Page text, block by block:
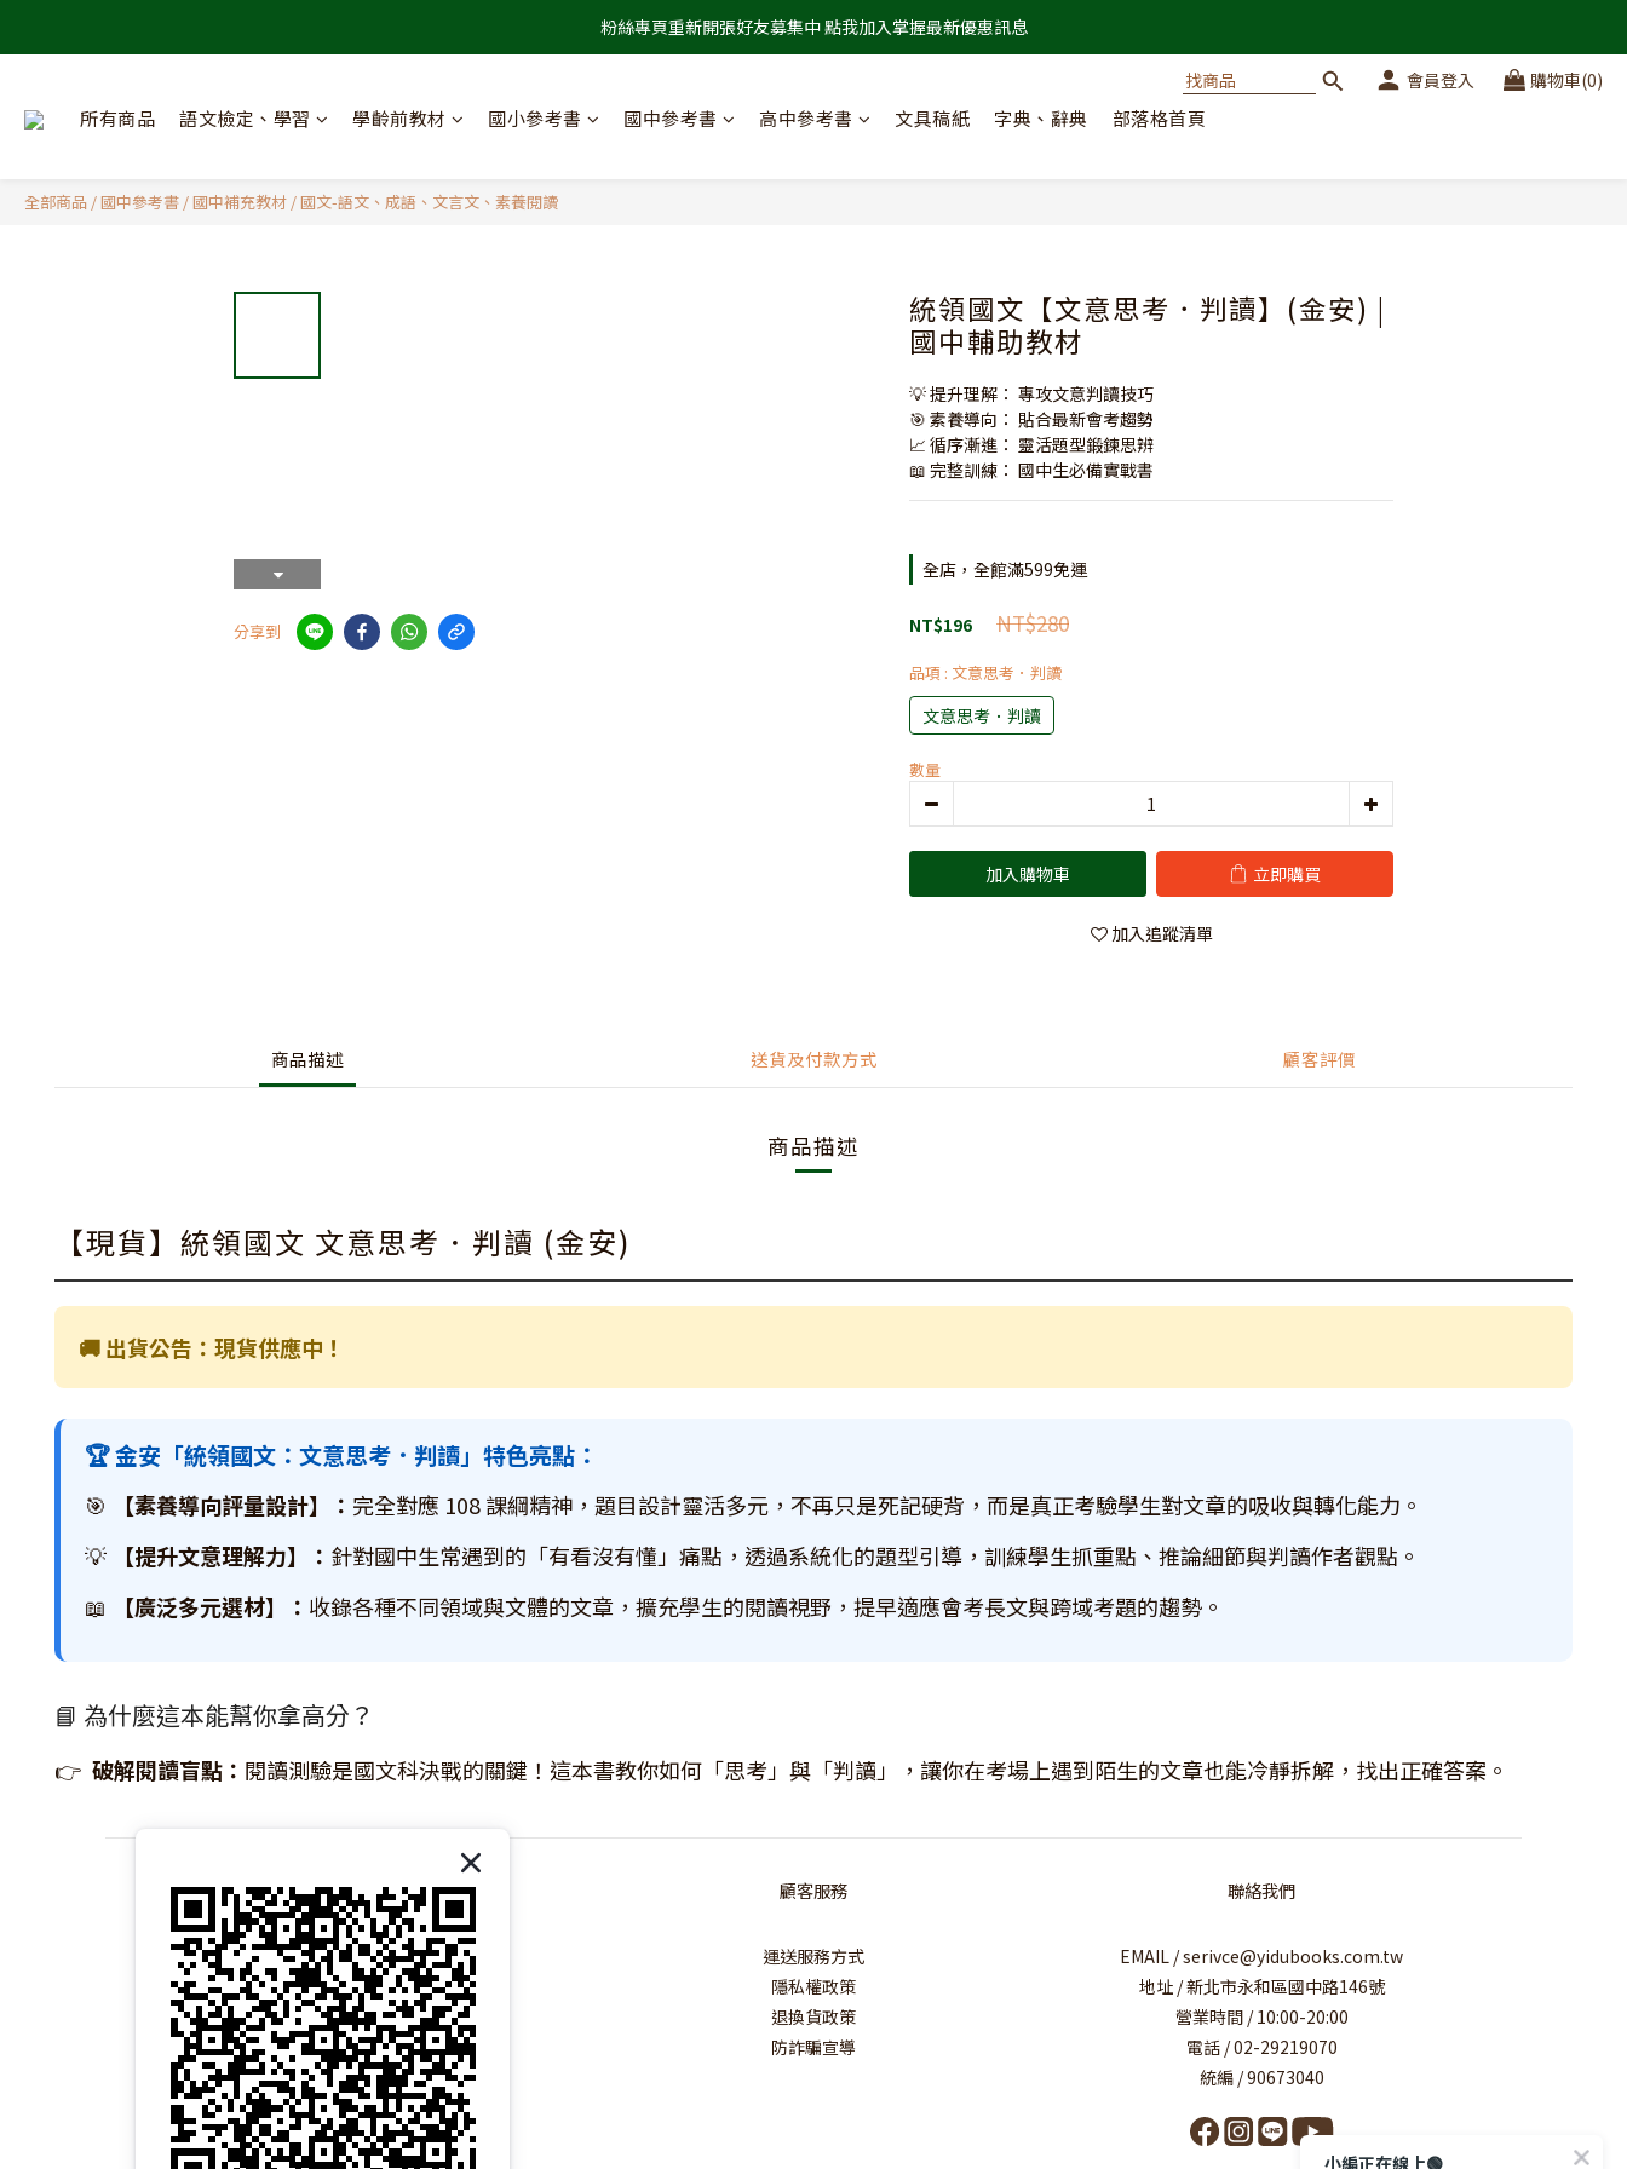
粉絲專頁重新開張好友募集中 點我加入掌握最新優惠訊息
會員登入 購物車(0)
所有商品 語文檢定、學習 學齡前教材 國小參考書 國中參考書 高中參考書 文具稿紙 字典、辭典 部落格首頁
全部商品 /國中參考書 /國中補充教材 /國文-語文、成語、文言文、素養閱讀
分享到
統領國文【文意思考．判讀】(金安) |
國中輔助教材
💡 提升理解： 專攻文意判讀技巧
🎯 素養導向： 貼合最新會考趨勢
📈 循序漸進： 靈活題型鍛鍊思辨
📖 完整訓練： 國中生必備實戰書
全店，全館滿599免運
NT$280
NT$196
品項 : 文意思考．判讀
文意思考．判讀
數量
加入購物車 立即購買
加入追蹤清單
商品描述 送貨及付款方式 顧客評價
商品描述
【現貨】統領國文 文意思考．判讀 (金安)
🚚 出貨公告：現貨供應中！
🏆 金安「統領國文：文意思考．判讀」特色亮點：
🎯 【素養導向評量設計】： 完全對應 108 課綱精神，題目設計靈活多元，不再只是死記硬背，而是真正考驗學生對文章的吸收與轉化能力。
💡
【提升文意理解力】： 針對國中生常遇到的「有看沒有懂」痛點，透過系統化的題型引導，訓練學生抓重點、推論細節與判讀作者觀點。
📖
【廣泛多元選材】： 收錄各種不同領域與文體的文章，擴充學生的閱讀視野，提早適應會考長文與跨域考題的趨勢。
📘 為什麼這本能幫你拿高分？
👉 破解閱讀盲點： 閱讀測驗是國文科決戰的關鍵！這本書教你如何「思考」與「判讀」，讓你在考場上遇到陌生的文章也能冷靜拆解，找出正確答案。
關於我們｜About 易讀書坊
商店介紹｜Introduction
品牌故事｜Brand Story
核心價值｜Core Values
經營理念｜Our Philosophy
顧客服務
運送服務方式
隱私權政策
退換貨政策
防詐騙宣導
聯絡我們
EMAIL / serivce@yidubooks.com.tw
地址 / 新北市永和區國中路146號
營業時間 / 10:00-20:00
電話 / 02-29219070
統編 / 90673040
小編正在線上🟢